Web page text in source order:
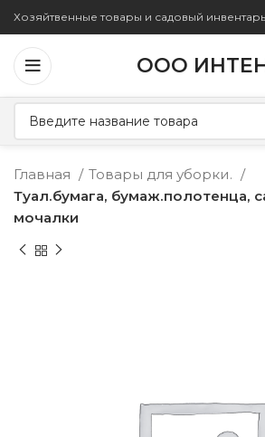
Хозяйтвенные товары и садовый инвентарь
ООО
Главная
Товары для уборки.
Туал.бумага, бумаж.полотенца,
мочалки